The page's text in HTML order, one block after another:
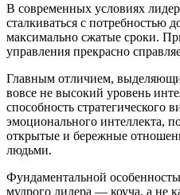
В современных условиях
сталкиваться с потребностью
максимально сжатые сроки.
управления прекрасно
Главным отличием,
вовсе не высокий уровень
способность стратегического
эмоционального интеллекта,
открытые и бережные
людьми.
Фундаментальной
мудрого лидера — коуча, а не